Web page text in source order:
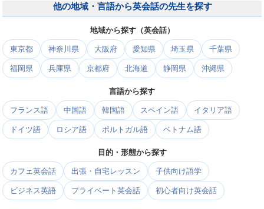
他の地域・言語から英会話の先生を探す
地域から探す（英会話）
東京都 神奈川県 大阪府 愛知県 埼玉県 千葉県
福岡県 兵庫県 京都府 北海道 静岡県 沖縄県
言語から探す
フランス語 中国語 韓国語 スペイン語 イタリア語
ドイツ語 ロシア語 ポルトガル語 ベトナム語
目的・形態から探す
カフェ英会話 出張・自宅レッスン 子供向け語学
ビジネス英語 プライベート英会話 初心者向け英会話